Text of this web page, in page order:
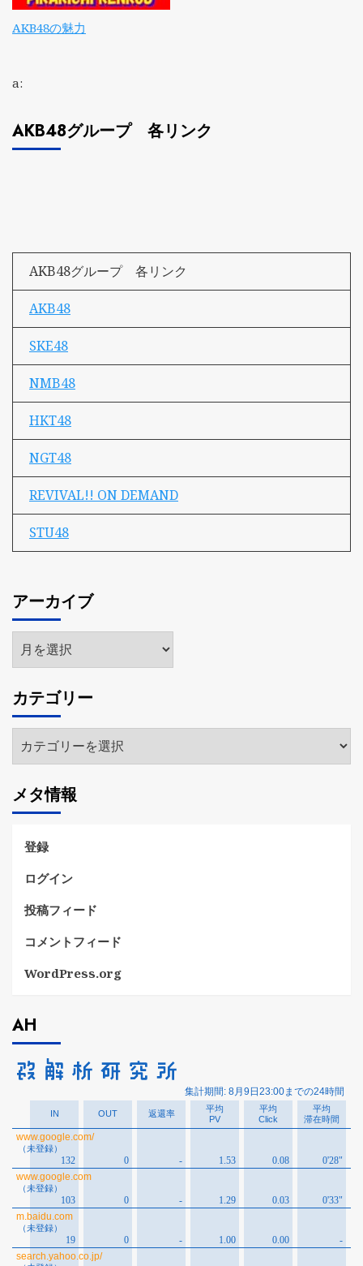
AKB48の魅力
a:
AKB48グループ 各リンク
AKB48グループ 各リンク
AKB48
SKE48
NMB48
HKT48
NGT48
REVIVAL!! ON DEMAND
STU48
アーカイブ
ア
ー
イ
ブ
カテゴリー
テ
リ
ー
メタ情報
登録
ログイン
投稿フィード
コメントフィード
WordPress.org
AH